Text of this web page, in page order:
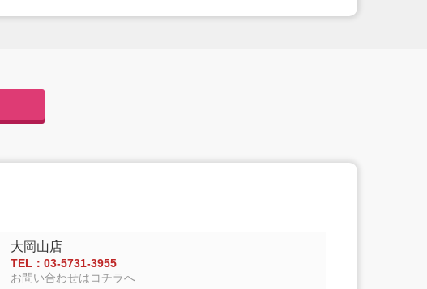
大岡山店
TEL：03-5731-3955
お問い合わせはコチラへ